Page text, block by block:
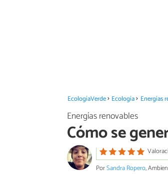
EcologíaVerde Ecología Energías
Energías renovables
Cómo se
PorSandra Ropero,